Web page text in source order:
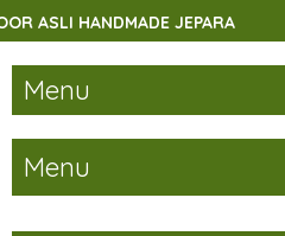
JEPARA SELAMAT
Menu
Menu